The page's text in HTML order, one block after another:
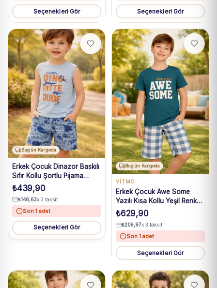
Seçenekleri Gör Seçenekleri Gör
Bugün Kargoda
Erkek Çocuk Dinazor Baskılı
Sıfır Kollu Şortlu Pijama
Takımı
₺439,90
₺146,63x 3 taksit
Son 1 adet
Seçenekleri Gör
Bugün Kargoda
VİTMO
Erkek Çocuk Awe Some
Yazılı Kısa Kollu Yeşil Renk
Pijama Takımı
₺629,90
₺209,97x 3 taksit
Son 1 adet
Seçenekleri Gör